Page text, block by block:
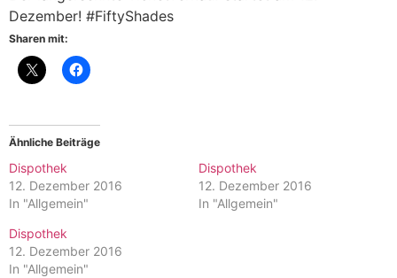
Dezember! #FiftyShades
Sharen mit:
Ähnliche Beiträge
Dispothek
12. Dezember 2016
In "Allgemein"
Dispothek
12. Dezember 2016
In "Allgemein"
Dispothek
12. Dezember 2016
In "Allgemein"